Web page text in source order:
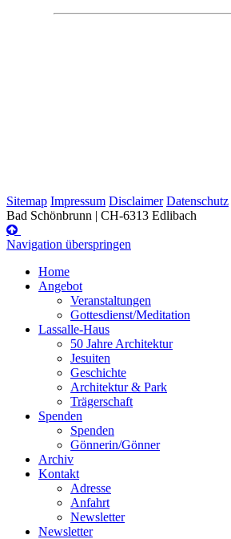
Sitemap Impressum Disclaimer Datenschutz
Bad Schönbrunn | CH-6313 Edlibach
Navigation überspringen
Home
Angebot
Veranstaltungen
Gottesdienst/Meditation
Lassalle-Haus
50 Jahre Architektur
Jesuiten
Geschichte
Architektur & Park
Trägerschaft
Spenden
Spenden
Gönnerin/Gönner
Archiv
Kontakt
Adresse
Anfahrt
Newsletter
Newsletter